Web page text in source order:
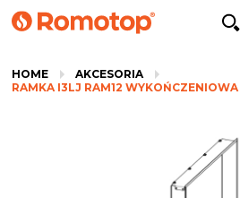
HOME
AKCESORIA
RAMKA I3LJ RAM12 WYKOŃCZENIOWA